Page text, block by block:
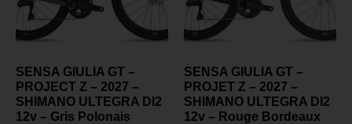
SENSA GIULIA GT –
PROJECT Z – 2027 –
SHIMANO ULTEGRA DI2
12v – Gris Polonais
SENSA GIULIA GT –
PROJET Z – 2027 –
SHIMANO ULTEGRA DI2
12v – Rouge Bordeaux